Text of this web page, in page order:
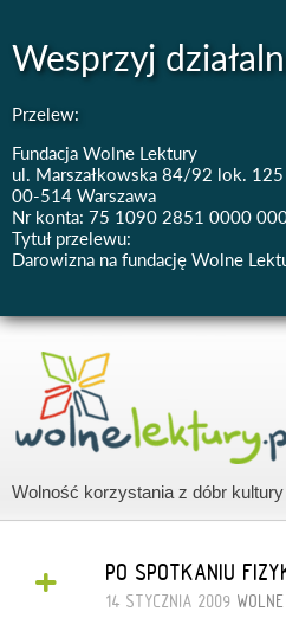
Wesprzyj
Przelew:
Fundacja Wolne Lektury
ul. Marszałkowska 84/92 lok. 125
00-514 Warszawa
Nr konta: 75 1090 2851 0000
Tytuł przelewu:
Darowizna na fundację Wolne
Wolność korzystania z dóbr kultury
+ PO SPOTKANIU
14 STYCZNIA 2009